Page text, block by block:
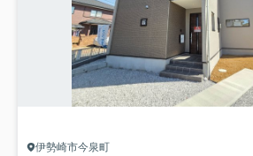
伊勢崎市今泉町